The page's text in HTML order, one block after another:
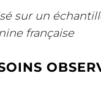
sur un
française